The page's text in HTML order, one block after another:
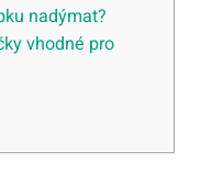
nadýmat?
vhodné pro